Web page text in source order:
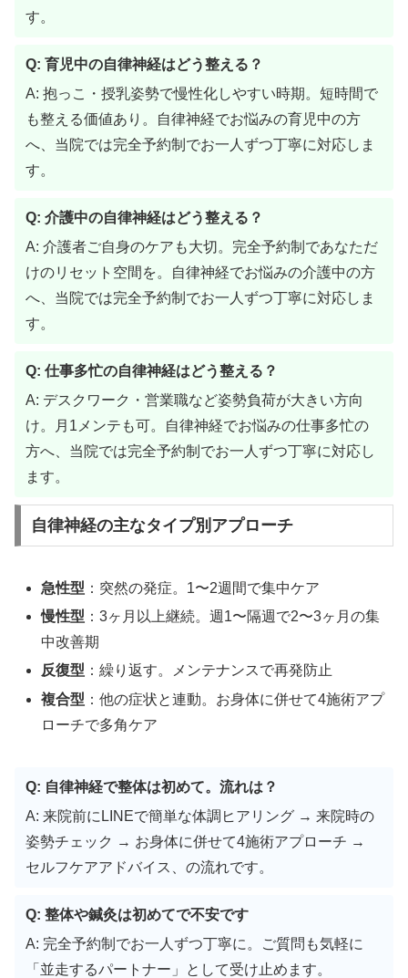
す。
Q: 育児中の自律神経はどう整える？
A: 抱っこ・授乳姿勢で慢性化しやすい時期。短時間で
も整える価値あり。自律神経でお悩みの育児中の方
へ、当院では完全予約制でお一人ずつ丁寧に対応しま
す。
Q: 介護中の自律神経はどう整える？
A: 介護者ご自身のケアも大切。完全予約制であなただ
けのリセット空間を。自律神経でお悩みの介護中の方
へ、当院では完全予約制でお一人ずつ丁寧に対応しま
す。
Q: 仕事多忙の自律神経はどう整える？
A: デスクワーク・営業職など姿勢負荷が大きい方向
け。月1メンテも可。自律神経でお悩みの仕事多忙の
方へ、当院では完全予約制でお一人ずつ丁寧に対応し
ます。
自律神経の主なタイプ別アプローチ
急性型 ：突然の発症。1〜2週間で集中ケア
慢性型 ：3ヶ月以上継続。週1〜隔週で2〜3ヶ月の集
中改善期
反復型 ：繰り返す。メンテナンスで再発防止
複合型 ：他の症状と連動。お身体に併せて4施術アプ
ローチで多角ケア
Q: 自律神経で整体は初めて。流れは？
A: 来院前にLINEで簡単な体調ヒアリング → 来院時の
姿勢チェック → お身体に併せて4施術アプローチ →
セルフケアアドバイス、の流れです。
Q: 整体や鍼灸は初めてで不安です
A: 完全予約制でお一人ずつ丁寧に。ご質問も気軽に
「並走するパートナー」として受け止めます。